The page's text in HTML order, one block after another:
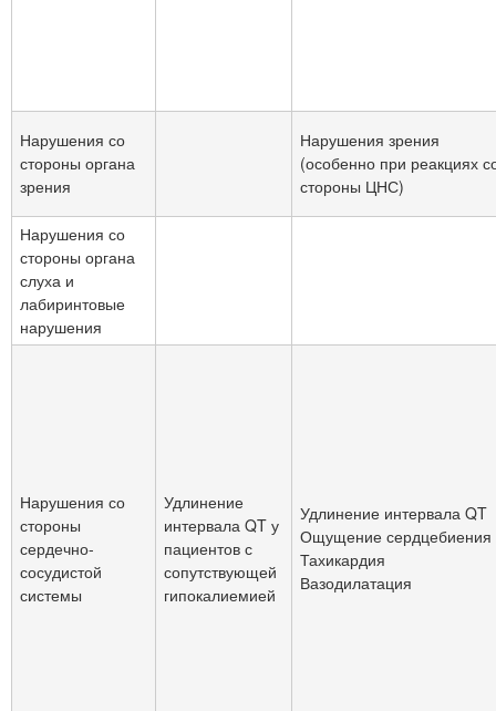
Нарушения со
стороны органа
зрения
Нарушения зрения
(особенно при реакциях
стороны ЦНС)
Нарушения со
стороны органа
слуха и
лабиринтовые
нарушения
Нарушения со
стороны
сердечно-
сосудистой
системы
Удлинение
интервала QT у
пациентов с
сопутствующей
гипокалиемией
Удлинение интервала QT
Ощущение сердцебиения
Тахикардия
Вазодилатация